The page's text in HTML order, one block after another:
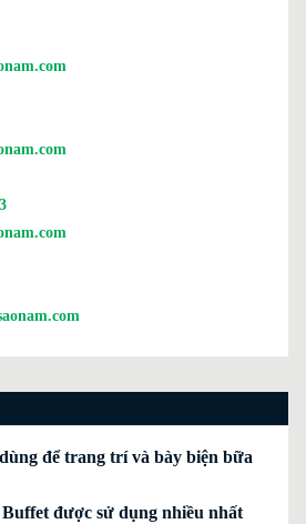
để trang trí và bày biện bữa
được sử dụng nhiều nhất